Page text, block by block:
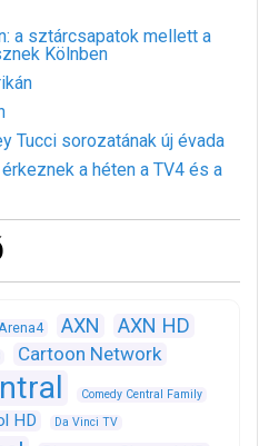
a sztárcsapatok mellett a
Kölnben
Tucci sorozatának új évada
a héten a TV4 és a
AXN AXN HD
Cartoon Network
Comedy Central Family
HD Da Vinci TV